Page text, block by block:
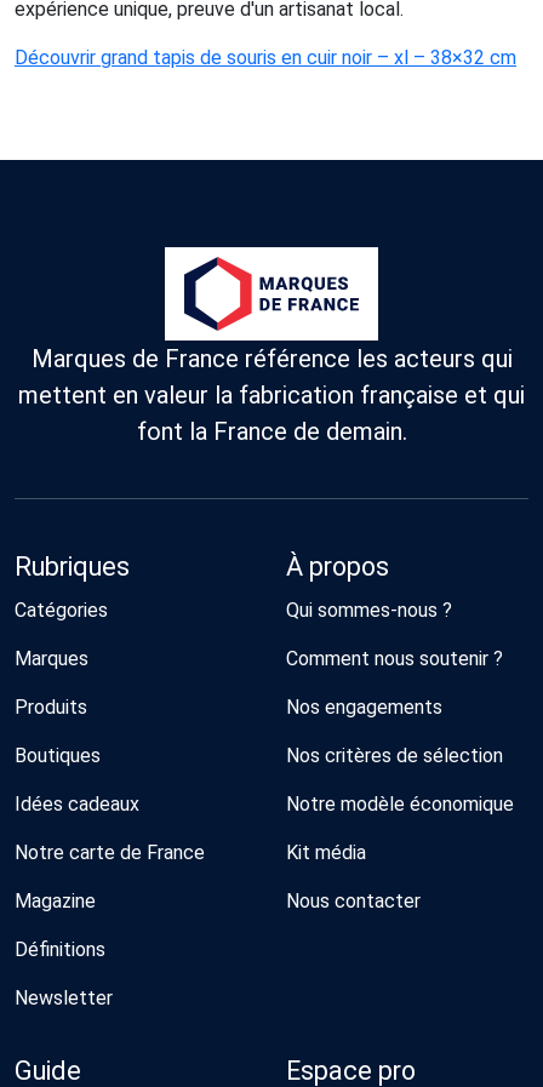
expérience unique, preuve d'un artisanat local.
Découvrir grand tapis de souris en cuir noir – xl – 38×32 cm
Marques de France référence les acteurs qui
mettent en valeur la fabrication française et qui
font la France de demain.
Rubriques
Catégories
Marques
Produits
Boutiques
Idées cadeaux
Notre carte de France
Magazine
Définitions
Newsletter
À propos
Qui sommes-nous ?
Comment nous soutenir ?
Nos engagements
Nos critères de sélection
Notre modèle économique
Kit média
Nous contacter
Guide Espace pro